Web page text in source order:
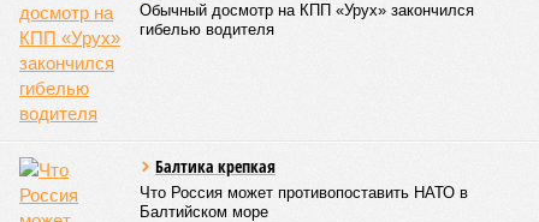
Обычный досмотр на КПП «Урух» закончился
гибелью водителя
Балтика крепкая
Что Россия может противопоставить НАТО в
Балтийском море